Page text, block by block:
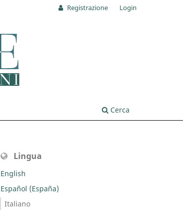
Cerca
Registrazione Login
Lingua
English
Español (España)
Italiano